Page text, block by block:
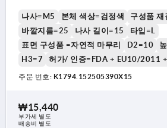
나사=M5 본체 색상=검정색
구성품 재
바깥지름=25
나사 길이=15
타입=L
표면 구성품 =자연적 마무리
D2=10
H3=7
허가/ 인증=FDA + EU10/2011
주문 번호: K1794.152505390X15
₩15,440
부가세 별도
배송비 별도